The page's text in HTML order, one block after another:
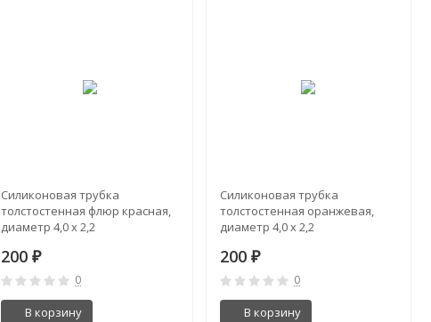
Силиконовая трубка
толстостенная флюр красная,
диаметр 4,0 х 2,2
200₽
0
В корзину
Силиконовая трубка
толстостенная оранжевая,
диаметр 4,0 х 2,2
200 ₽
0
В корзину